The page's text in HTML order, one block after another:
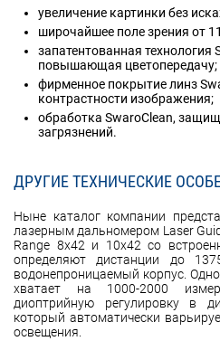
увеличение картинки без
широчайшее поле зрения от
запатентованная технология
повышающая цветопередачу;
фирменное покрытие линз
контрастности изображения;
обработка SwaroClean,
загрязнений.
ДРУГИЕ ТЕХНИЧЕСКИЕ
Ныне каталог компании
лазерным дальномером Laser
Range 8x42 и 10x42 со
определяют дистанции до
водонепроницаемый корпус.
хватает на 1000-2000
диоптрийную регулировку в
который автоматически
освещения.